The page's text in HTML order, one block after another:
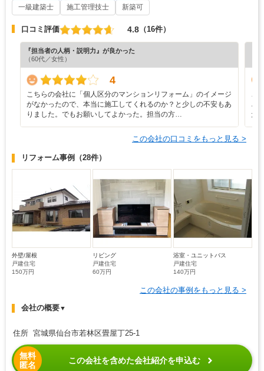
一級建築士
施工管理技士 新築可
口コミ評価 4.8 （16件）
『担当者の人柄・説明力』が良かった
（60代／女性）
4
こちらの会社に「個人区分のマンションリフォーム」のイメージ
がなかったので、本当に施工してくれるのか？と少しの不安もあ
りました。でもお願いしてよかった。担当の方…
こ
ざ
だ
この会社の口コミをもっと見る >
リフォーム事例 （28件）
外壁/屋根
戸建住宅
150万円
リビング
戸建住宅
60万円
浴室・ユニットバス
戸建住宅
140万円
この会社の事例をもっと見る >
会社の概要▼
住所 宮城県仙台市若林区畳屋丁25-1
無料
匿名
この会社を含めた会社紹介を申込む